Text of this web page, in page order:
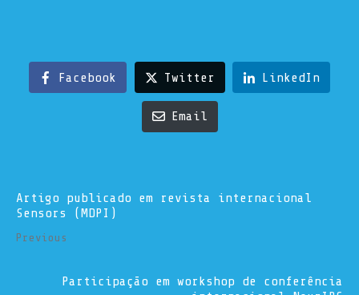
Facebook Twitter LinkedIn
Email
Artigo publicado em revista internacional
Sensors (MDPI)
Previous
Participação em workshop de conferência